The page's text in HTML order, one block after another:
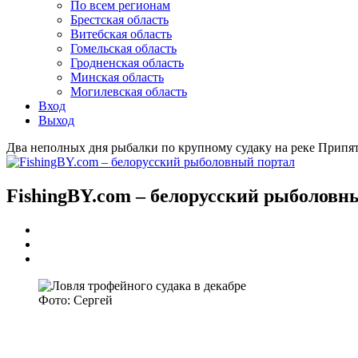
По всем регионам
Брестская область
Витебская область
Гомельская область
Гродненская область
Минская область
Могилевская область
Вход
Выход
Два неполных дня рыбалки по крупному судаку на реке
FishingBY.com – белорусский
Фото: Сергей